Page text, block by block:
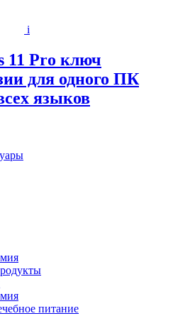
i
11 Pro ключ
для одного ПК
языков
питание